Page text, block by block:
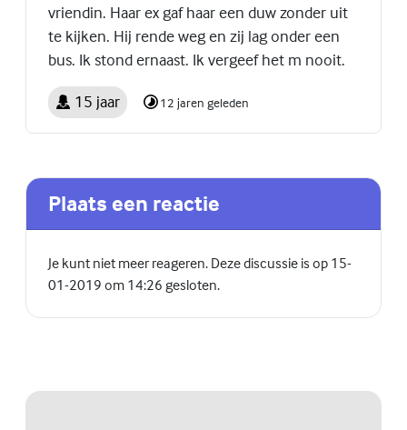
vriendin. Haar ex gaf haar een duw zonder uit
te kijken. Hij rende weg en zij lag onder een
bus. Ik stond ernaast. Ik vergeef het m nooit.
15 jaar 12 jaren geleden
Plaats een reactie
Je kunt niet meer reageren. Deze discussie is op 15-
01-2019 om 14:26 gesloten.